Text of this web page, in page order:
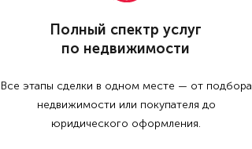
Полный спектр услуг
по недвижимости
Все этапы сделки в одном месте — от подбора
недвижимости или покупателя до
юридического оформления.